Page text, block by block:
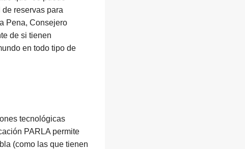
reservas para
Pena, Consejero
de si tienen
en todo tipo de
tecnológicas
PARLA permite
(como las que tienen